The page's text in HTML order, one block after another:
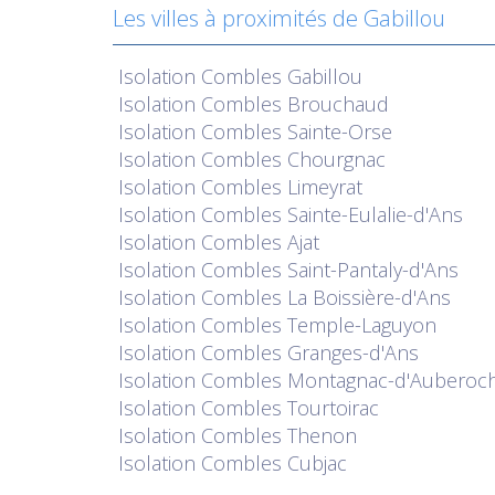
Les villes à proximités de Gabillou
Isolation Combles Gabillou
Isolation Combles Brouchaud
Isolation Combles Sainte-Orse
Isolation Combles Chourgnac
Isolation Combles Limeyrat
Isolation Combles Sainte-Eulalie-d'Ans
Isolation Combles Ajat
Isolation Combles Saint-Pantaly-d'Ans
Isolation Combles La Boissière-d'Ans
Isolation Combles Temple-Laguyon
Isolation Combles Granges-d'Ans
Isolation Combles Montagnac-
Isolation Combles Tourtoirac
Isolation Combles Thenon
Isolation Combles Cubjac